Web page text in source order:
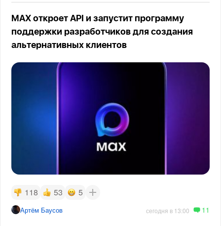
MAX откроет API и запустит программу
поддержки разработчиков для создания
альтернативных клиентов
118 53 5
Артём Баусов сегодня в 13:00 11